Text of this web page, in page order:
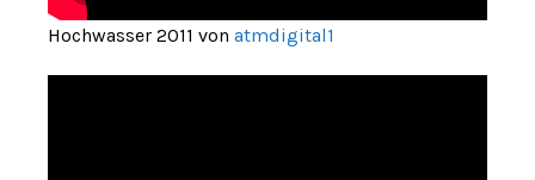
Hochwasser 2011 von atmdigital1